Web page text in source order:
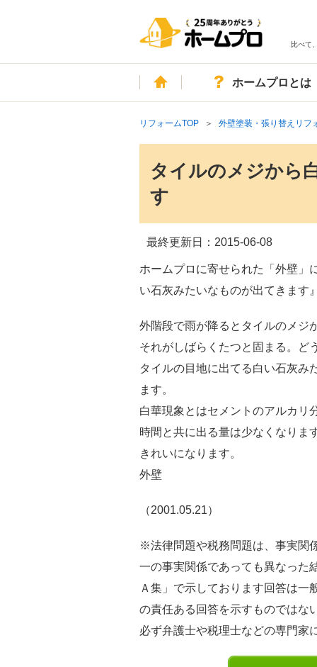
比べて
ホームホームプロとは
リフォームTOP 外壁塗装・張り替えリフ
タイルのメジから
す
最終更新日： 2015-06-08
ホームプロに寄せられた「外壁」
い石灰みたいなものが出てきます
外階段で雨が降るとタイルのメジ
それがしばらくたつと固まる。ど
タイルの目地に出てる白い石灰み
ます。
白華現象とはセメントのアルカリ
時間と共に出る量は少なくなりま
きれいになります。
外壁
（2001.05.21）
※法律問題や税務問題は、事実関
一の事実関係であっても異なった
Ａ集」で示しております回答は一
の責任ある回答を示すものではな
必ず弁護士や税理士などの専門家